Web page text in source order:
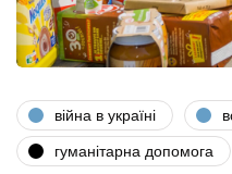
війна в україні
гуманітарна допомога